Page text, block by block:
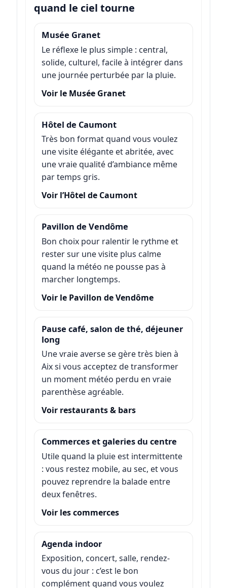
quand le ciel tourne
Musée Granet
Le réflexe le plus simple : central,
solide, culturel, facile à intégrer dans
une journée perturbée par la pluie.
Voir le Musée Granet
Hôtel de Caumont
Très bon format quand vous voulez
une visite élégante et abritée, avec
une vraie qualité d’ambiance même
par temps gris.
Voir l’Hôtel de Caumont
Pavillon de Vendôme
Bon choix pour ralentir le rythme et
rester sur une visite plus calme
quand la météo ne pousse pas à
marcher longtemps.
Voir le Pavillon de Vendôme
Pause café, salon de thé, déjeuner
long
Une vraie averse se gère très bien à
Aix si vous acceptez de transformer
un moment météo perdu en vraie
parenthèse agréable.
Voir restaurants & bars
Commerces et galeries du centre
Utile quand la pluie est intermittente
: vous restez mobile, au sec, et vous
pouvez reprendre la balade entre
deux fenêtres.
Voir les commerces
Agenda indoor
Exposition, concert, salle, rendez-
vous du jour : c’est le bon
complément quand vous voulez